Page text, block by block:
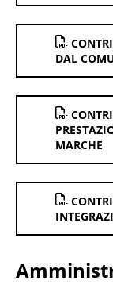
DAL
MARCHE